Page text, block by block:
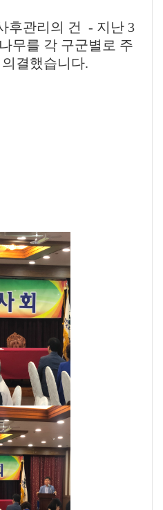
후관리의 건 - 지난 3
나무를 각 구군별로 주
의결했습니다.